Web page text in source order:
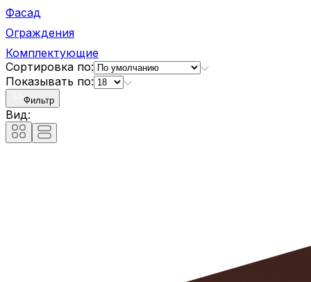
Фасад
Ограждения
Комплектующие
Сортировка по:
Показывать по:
Фильтр
Вид: